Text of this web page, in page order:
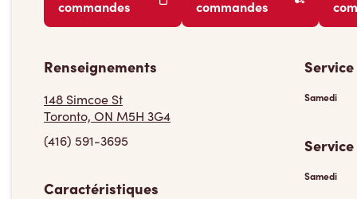
commandes commandes
Renseignements
148 Simcoe St
Toronto, ON M5H 3G4
(416) 591-3695
Caractéristiques
Samedi
Samedi